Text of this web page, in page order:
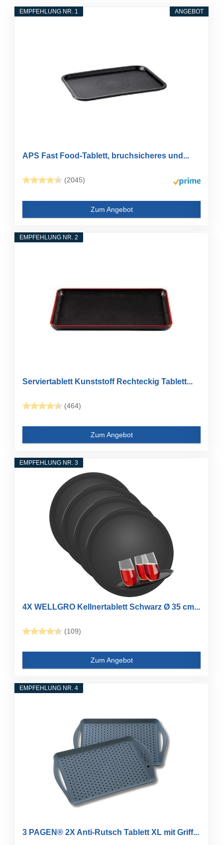
ANGEBOT
EMPFEHLUNG NR. 1
APS Fast Food-Tablett, bruchsicheres und...
(2045)
Zum Angebot
EMPFEHLUNG NR. 2
Serviertablett Kunststoff Rechteckig Tablett...
(464)
Zum Angebot
EMPFEHLUNG NR. 3
4X WELLGRO Kellnertablett Schwarz Ø 35 cm...
(109)
Zum Angebot
EMPFEHLUNG NR. 4
3 PAGEN® 2X Anti-Rutsch Tablett XL mit Griff...